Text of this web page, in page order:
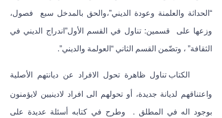
“الحداثة والعلمنة وعودة الديني”،والحق بالمدخل سبع فصول،
وزعها على قسمين: تناول في القسم الأول”اندراج الديني في
الثقافة” ، وتضّمن القسم الثاني “العولمة والديني”.
الكتاب تناول ظاهرة تحول الافراد عن ديانتهم الأصلية
واعتناقهم لديانة جديدة، أو تحولهم الى افراد لادينيين لايؤمنون
بوجود اله في المطلق . وطرح في كتابه أسئلة عديدة على